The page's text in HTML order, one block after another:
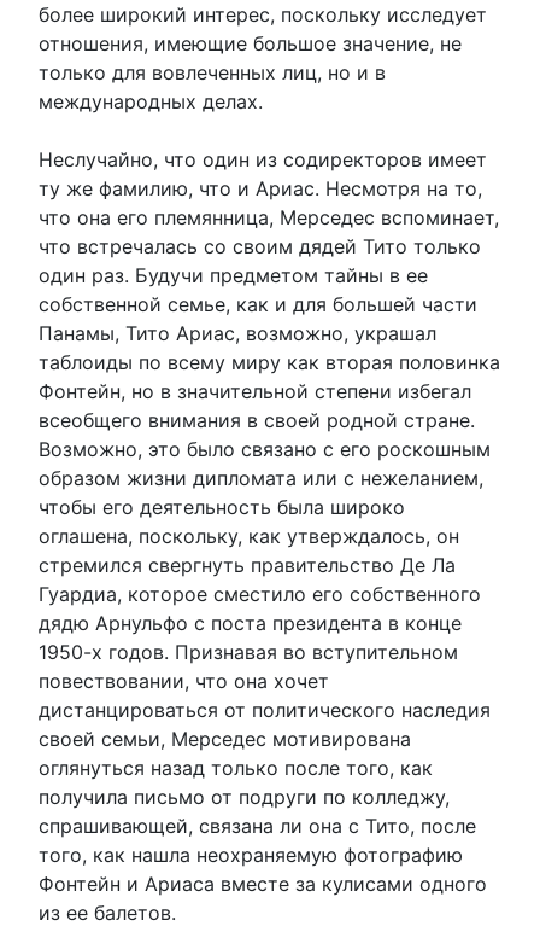
более широкий интерес, поскольку исследует
отношения, имеющие большое значение, не
только для вовлеченных лиц, но и в
международных делах.
Неслучайно, что один из содиректоров имеет
ту же фамилию, что и Ариас. Несмотря на то,
что она его племянница, Мерседес вспоминает,
что встречалась со своим дядей Тито только
один раз. Будучи предметом тайны в ее
собственной семье, как и для большей части
Панамы, Тито Ариас, возможно, украшал
таблоиды по всему миру как вторая половинка
Фонтейн, но в значительной степени избегал
всеобщего внимания в своей родной стране.
Возможно, это было связано с его роскошным
образом жизни дипломата или с нежеланием,
чтобы его деятельность была широко
оглашена, поскольку, как утверждалось, он
стремился свергнуть правительство Де Ла
Гуардиа, которое сместило его собственного
дядю Арнульфо с поста президента в конце
1950-х годов. Признавая во вступительном
повествовании, что она хочет
дистанцироваться от политического наследия
своей семьи, Мерседес мотивирована
оглянуться назад только после того, как
получила письмо от подруги по колледжу,
спрашивающей, связана ли она с Тито, после
того, как нашла неохраняемую фотографию
Фонтейн и Ариаса вместе за кулисами одного
из ее балетов.